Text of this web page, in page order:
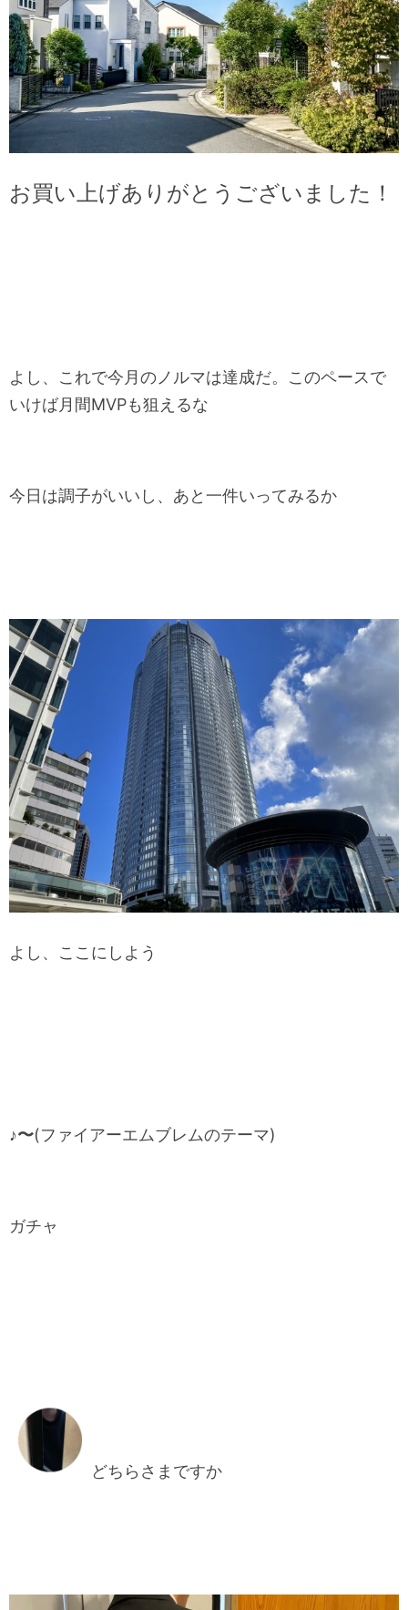
お買い上げありがとうございました！
よし、これで今月のノルマは達成だ。このペースで
いけば月間MVPも狙えるな
今日は調子がいいし、あと一件いってみるか
よし、ここにしよう
♪〜(ファイアーエムブレムのテーマ)
ガチャ
どちらさまですか